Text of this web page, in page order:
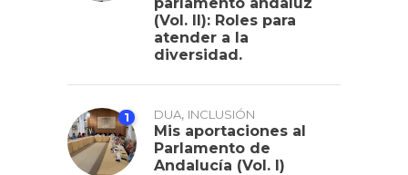
(Vol. II): Roles para
atender a la
diversidad.
1 DUA, INCLUSIÓN
Mis aportaciones al
Parlamento de
Andalucía (Vol. I)